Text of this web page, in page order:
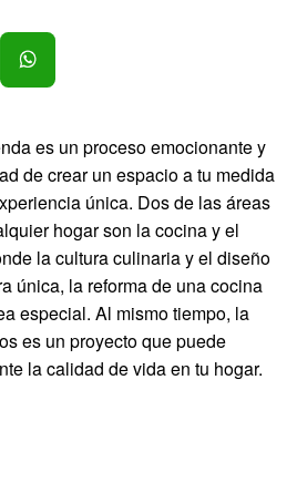
es un proceso emocionante y
de crear un espacio a tu medida
única. Dos de las áreas
hogar son la cocina y el
la cultura culinaria y el diseño
única, la reforma de una cocina
especial. Al mismo tiempo, la
es un proyecto que puede
la calidad de vida en tu hogar.